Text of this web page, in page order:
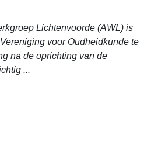
Lichtenvoorde (AWL) is
voor Oudheidkunde te
na de oprichting van de
...